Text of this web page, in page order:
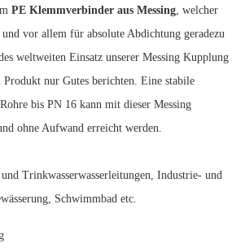
PE Klemmverbinder aus Messing, welcher
vor allem für absolute Abdichtung geradezu
weltweiten Einsatz unserer Messing Kupplung
nur Gutes berichten. Eine stabile
bis PN 16 kann mit dieser Messing
ohne Aufwand erreicht werden.
Trinkwasserwasserleitungen, Industrie- und
Schwimmbad etc.